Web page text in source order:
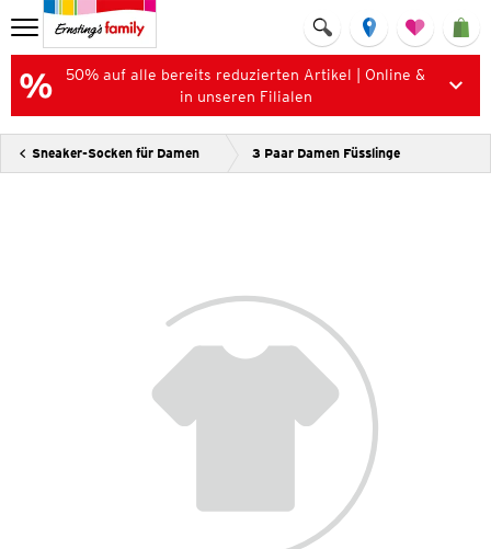
50% auf alle bereits reduzierten Artikel | Online &
in unseren Filialen
Sneaker-Socken für Damen 3 Paar Damen Füsslinge